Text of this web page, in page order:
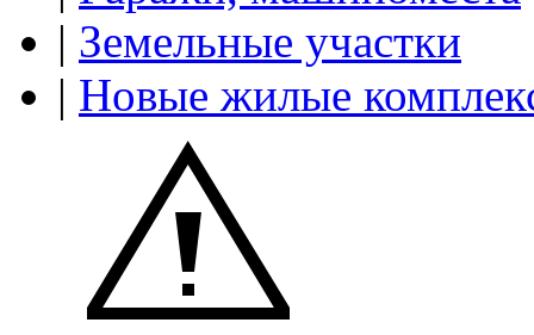
| Земельные участки
| Новые жилые